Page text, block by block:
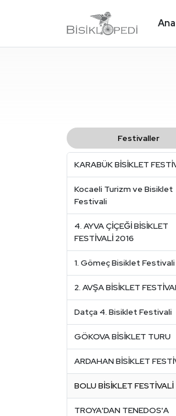
Festivaller
KARABÜK BİSİKLET
Kocaeli Turizm ve Bisiklet
Festivali
4. AYVA ÇİÇEĞİ BİSİKLET
FESTİVALİ 2016
1. Gömeç Bisiklet Festivali
2. AVŞA BİSİKLET
Datça 4. Bisiklet Festivali
GÖKOVA BİSİKLET TURU
ARDAHAN BİSİKLET
BOLU BİSİKLET FESTİVALİ
TROYA'DAN TENEDOS'A